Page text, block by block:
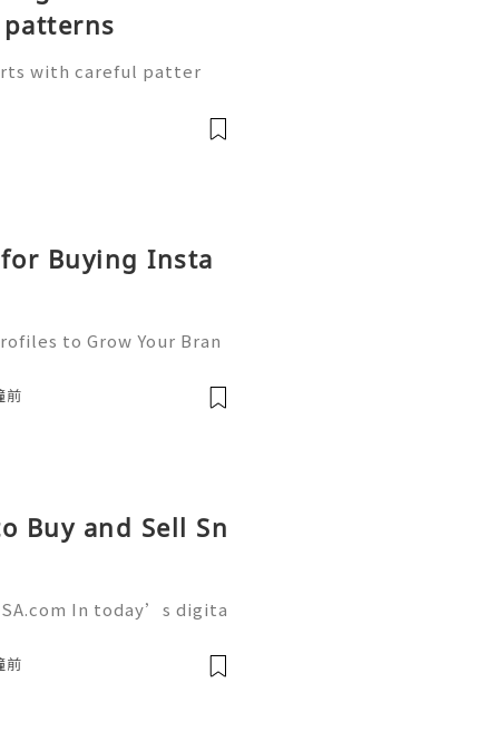
with careful patter
and skirt shape. Follow
Buying Insta
to Grow Your Bran
platforms for businesse
前
Buy and Sell Sn
In today’s digita
Snapch
前